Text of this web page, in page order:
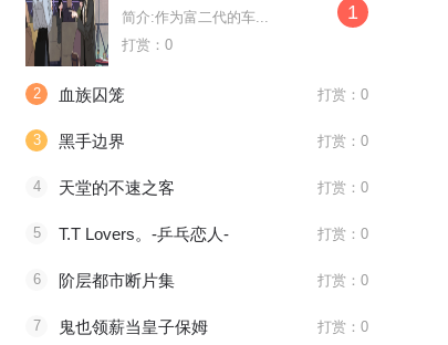
待浏览
我的男友是只猫
待浏览
简介:作为富二代的车...
打赏：0
1
2 血族囚笼 打赏：0
3 黑手边界 打赏：0
4 天堂的不速之客 打赏：0
5 T.T Lovers。-乒乓恋人- 打赏：0
6 阶层都市断片集 打赏：0
7 鬼也领薪当皇子保姆 打赏：0